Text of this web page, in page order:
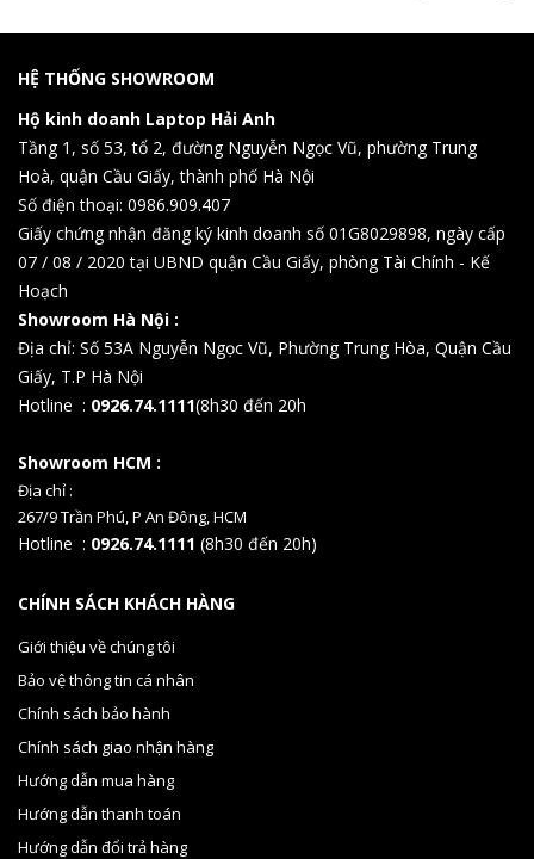
HỆ THỐNG SHOWROOM
Hộ kinh doanh Laptop Hải Anh
Tầng 1, số 53, tổ 2, đường Nguyễn Ngọc Vũ, phường Trung
Hoà, quận Cầu Giấy, thành phố Hà Nội
Số điện thoại: 0986.909.407
Giấy chứng nhận đăng ký kinh doanh số 01G8029898, ngày cấp
07 / 08 / 2020 tại UBND quận Cầu Giấy, phòng Tài Chính - Kế
Hoạch
Showroom Hà Nội :
Địa chỉ: Số 53A Nguyễn Ngọc Vũ, Phường Trung Hòa, Quận Cầu
Giấy, T.P Hà Nội
Hotline : 0926.74.1111(8h30 đến 20h
Showroom HCM :
Địa chỉ :
267/9 Trần Phú, P An Đông, HCM
Hotline : 0926.74.1111 (8h30 đến 20h)
CHÍNH SÁCH KHÁCH HÀNG
Giới thiệu về chúng tôi
Bảo vệ thông tin cá nhân
Chính sách bảo hành
Chính sách giao nhận hàng
Hướng dẫn mua hàng
Hướng dẫn thanh toán
Hướng dẫn đổi trả hàng